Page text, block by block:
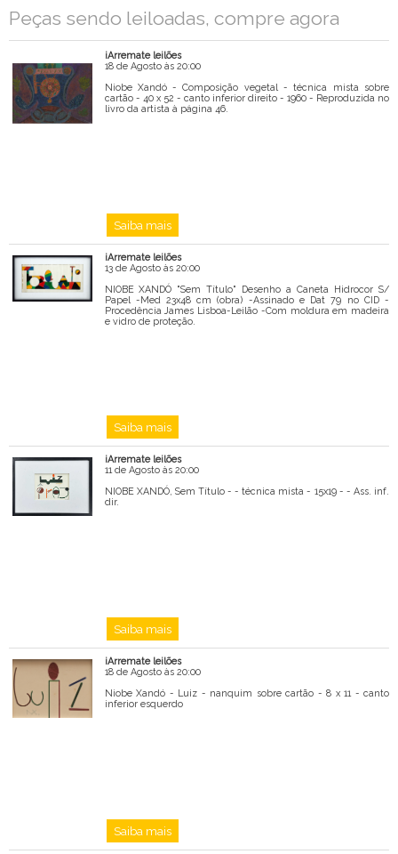
Mensagem
Peças sendo leiloadas, compre agora
iArremate leilões
18 de Agosto às 20:00
Niobe Xandó - Composição vegetal - técnica mista sobre
cartão - 40 x 52 - canto inferior direito - 1960 - Reproduzida no
livro da artista à página 46.
Saiba mais
iArremate leilões
13 de Agosto às 20:00
NIOBE XANDÓ "Sem Título" Desenho a Caneta Hidrocor S/
Papel -Med 23x48 cm (obra) -Assinado e Dat 79 no CID -
Procedência James Lisboa-Leilão -Com moldura em madeira
e vidro de proteção.
Saiba mais
iArremate leilões
11 de Agosto às 20:00
NIOBE XANDÓ, Sem Título - - técnica mista - 15x19 - - Ass. inf.
dir.
Saiba mais
iArremate leilões
18 de Agosto às 20:00
Niobe Xandó - Luiz - nanquim sobre cartão - 8 x 11 - canto
inferior esquerdo
Saiba mais